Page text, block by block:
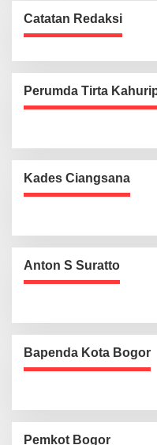
Catatan Redaksi
Perumda Tirta
Kades Ciangsana
Anton S Suratto
Bapenda Kota Bogor
Pemkot Bogor